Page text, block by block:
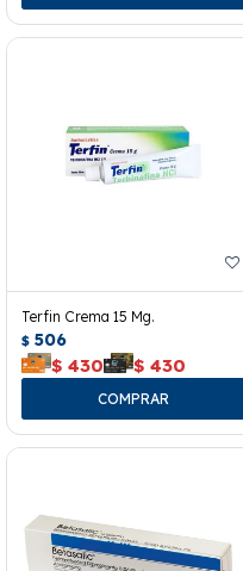
Terfin Crema 15 Mg.
$ 506
$ 430 $ 430